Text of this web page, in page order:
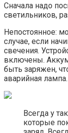
Сначала надо
светильников,
Непостоянное:
случае, если
свечения.
включены.
быть заряжен,
аварийная лампа.
Всегда у
которые